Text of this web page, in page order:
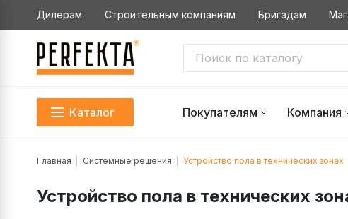
Дилерам Строительным компаниям Бригадам
Каталог Покупателям Компания
Главная Системные решения Устройство пола в технических зонах
Устройство пола в технических